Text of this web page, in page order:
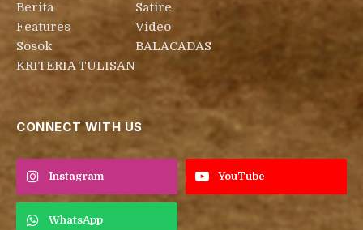
Berita
Features
Sosok
KRITERIA TULISAN
Satire
Video
BALACADAS
CONNECT WITH US
Instagram YouTube
WhatsApp